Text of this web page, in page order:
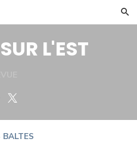
L'EST
Facebook
BALTES